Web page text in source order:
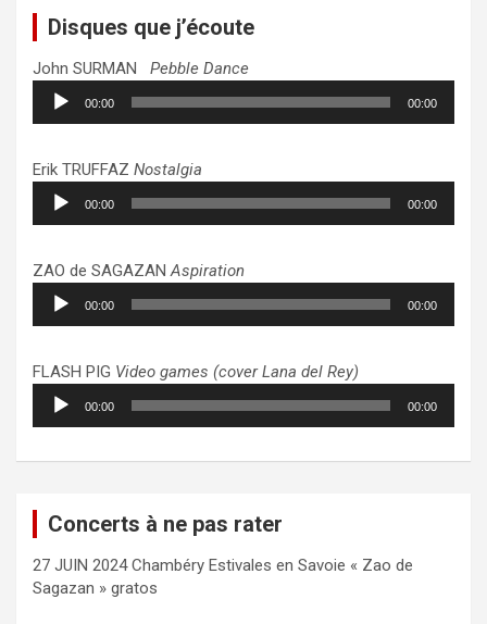
Disques que j’écoute
John SURMAN Pebble Dance
Lecteur
audio
00:00 00:00
Erik TRUFFAZ Nostalgia
Lecteur
audio
00:00 00:00
ZAO de SAGAZANAspiration
Lecteur
audio
00:00 00:00
FLASH PIG Video games (cover Lana del Rey)
Lecteur
audio
00:00 00:00
Concerts à ne pas rater
27 JUIN 2024 Chambéry Estivales en Savoie « Zao de
Sagazan » gratos